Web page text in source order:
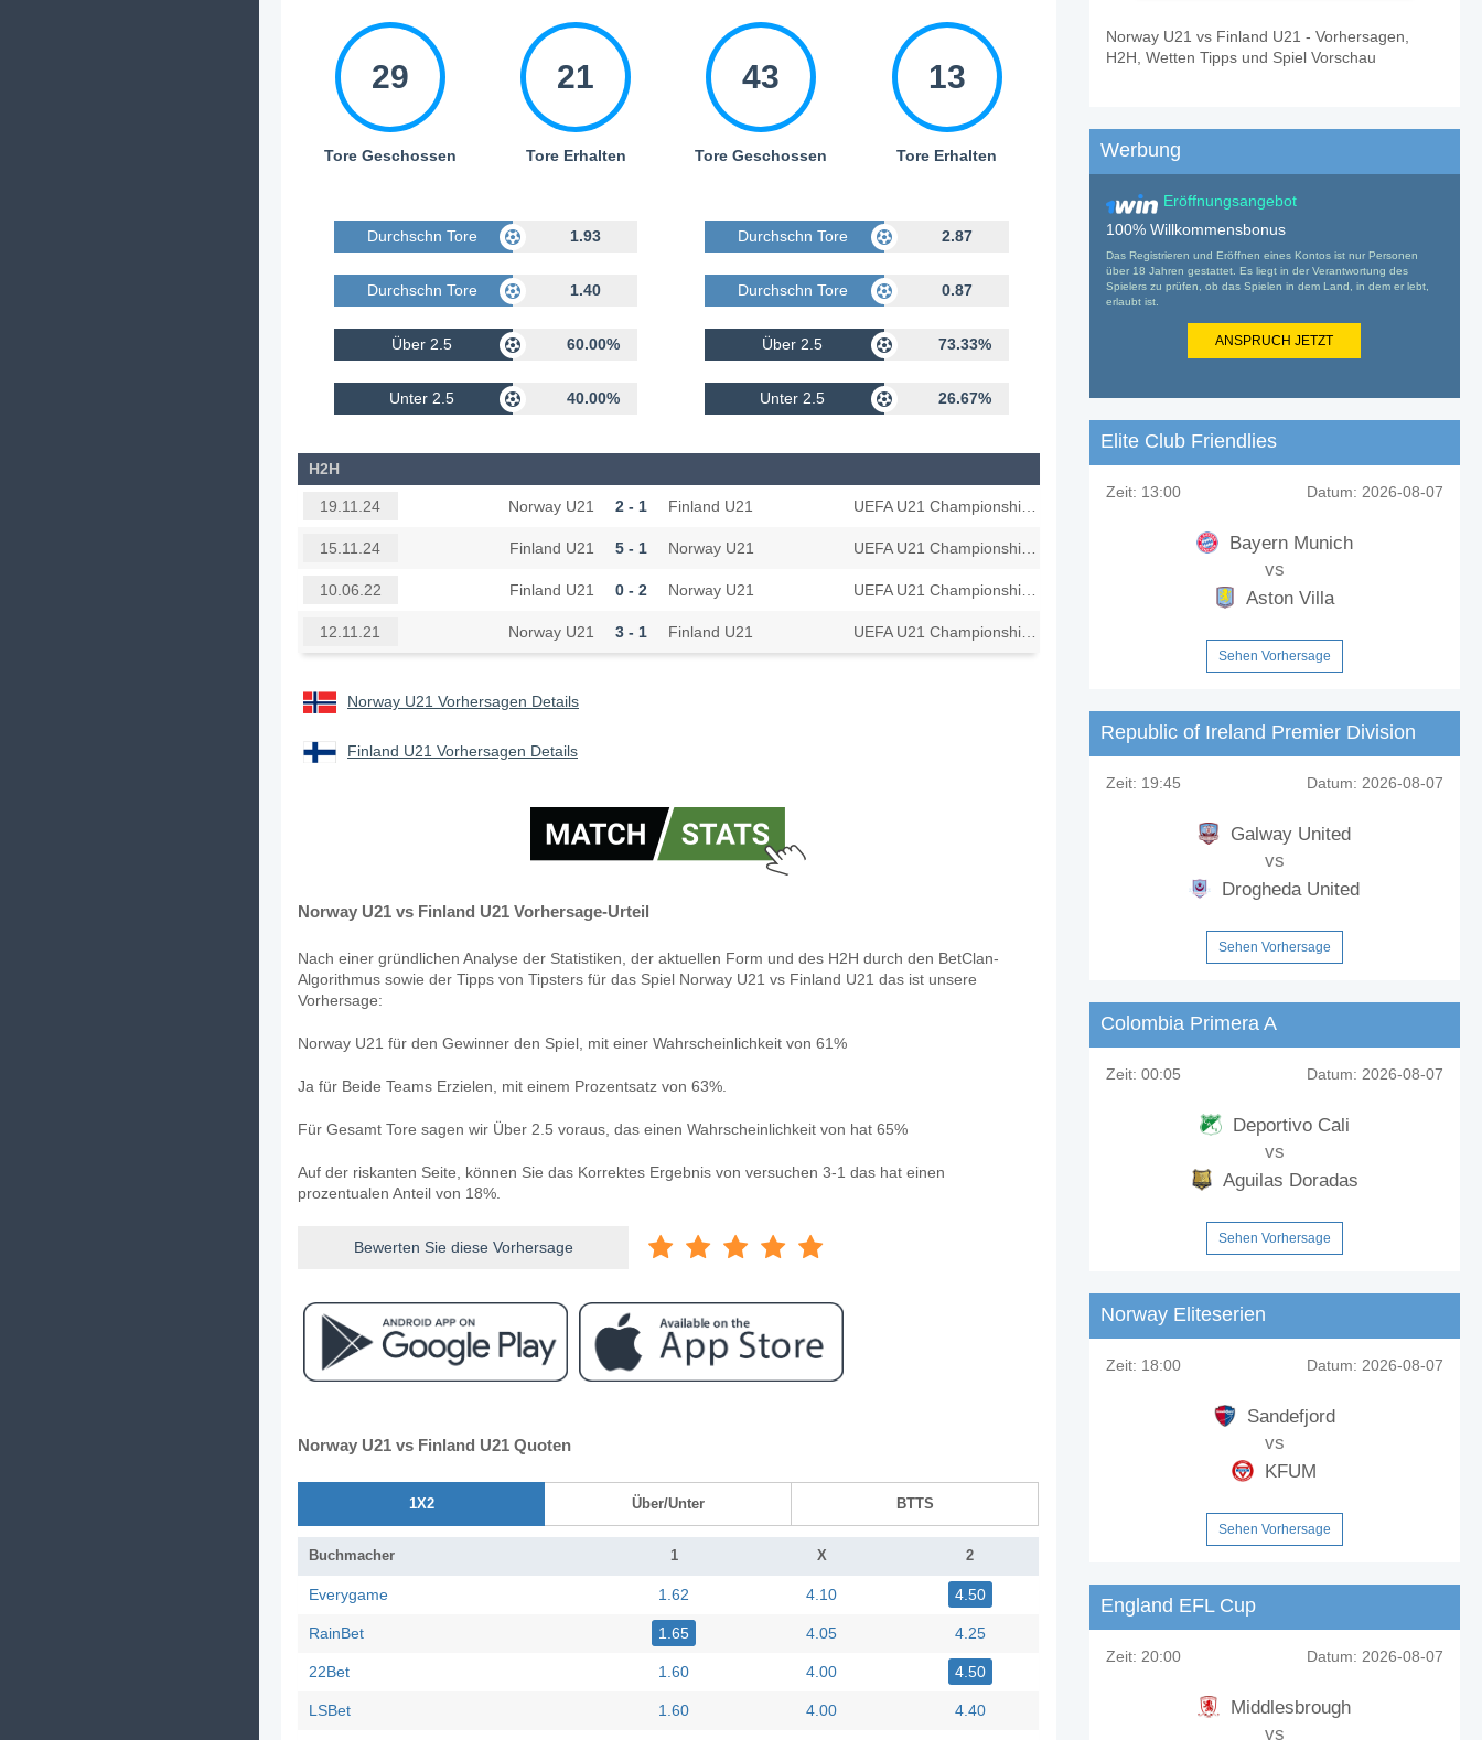
29
Tore Geschossen
21
Tore Erhalten
Durchschn Tore Geschossen 1.93
Durchschn Tore Erhalten 1.40
Über 2.5 60.00%
Unter 2.5 40.00%
43
Tore Geschossen
13
Tore Erhalten
Durchschn Tore Geschossen 2.87
Durchschn Tore Erhalten 0.87
Über 2.5 73.33%
Unter 2.5 26.67%
H2H
19.11.24 Norway U21 2 - 1 Finland U21
15.11.24 Finland U21 5 - 1 Norway U21
10.06.22 Finland U21 0 - 2 Norway U21
12.11.21 Norway U21 3 - 1 Finland U21
Norway U21 Vorhersagen Details
Finland U21 Vorhersagen Details
Norway U21 vs Finland U21 Vorhersage-Urteil
Nach einer gründlichen Analyse der Statistiken, der aktuellen Form und des H2H durch den BetClan-
Algorithmus sowie der Tipps von Tipsters für das Spiel Norway U21 vs Finland U21 das ist unsere
Vorhersage:
Norway U21 für den Gewinner den Spiel, mit einer Wahrscheinlichkeit von 61%
Ja für Beide Teams Erzielen, mit einem Prozentsatz von 63%.
Für Gesamt Tore sagen wir Über 2.5 voraus, das einen Wahrscheinlichkeit von hat 65%
Auf der riskanten Seite, können Sie das Korrektes Ergebnis von versuchen 3-1 das hat einen
prozentualen Anteil von 18%.
Bewerten Sie diese Vorhersage
Norway U21 vs Finland U21 Quoten
1X2 Über/Unter BTTS
Buchmacher 1 X 2
Everygame 1.62 4.10 4.50
RainBet 1.65 4.05 4.25
22Bet 1.60 4.00 4.50
LSBet 1.60 4.00 4.40
Norway U21 vs Finland U21 - Vorhersagen,
H2H, Wetten Tipps und Spiel Vorschau
Werbung
Eröffnungsangebot
100% Willkommensbonus
Das Registrieren und Eröffnen eines Kontos ist nur Personen
über 18 Jahren gestattet. Es liegt in der Verantwortung des
Spielers zu prüfen, ob das Spielen in dem Land, in dem er lebt,
erlaubt ist.
ANSPRUCH JETZT
Elite Club Friendlies
Zeit: 13:00 Datum: 2026-08-07
Bayern Munich
vs
Aston Villa
Sehen Vorhersage
Republic of Ireland Premier Division
Zeit: 19:45 Datum: 2026-08-07
Galway United
vs
Drogheda United
Sehen Vorhersage
Colombia Primera A
Zeit: 00:05 Datum: 2026-08-07
Deportivo Cali
vs
Aguilas Doradas
Sehen Vorhersage
Norway Eliteserien
Zeit: 18:00 Datum: 2026-08-07
Sandefjord
vs
KFUM
Sehen Vorhersage
England EFL Cup
Zeit: 20:00 Datum: 2026-08-07
Middlesbrough
vs